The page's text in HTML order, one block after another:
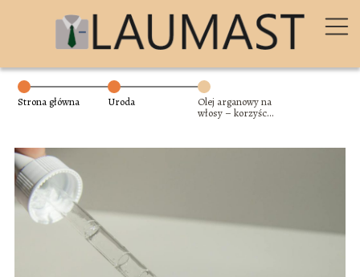
Strona główna Uroda
Olej arganowy na
włosy – korzyści i
naturalnego